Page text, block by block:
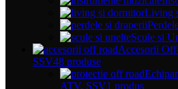
Living
Scule si
Accesorii
SSV48 produse
ATV, SSV1 produs